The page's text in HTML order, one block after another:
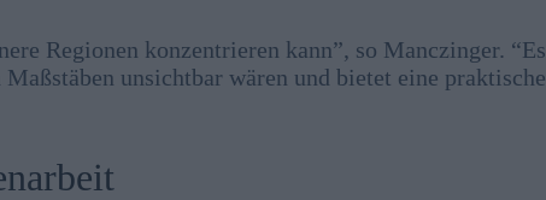
Regionen konzentrieren kann”, so Manczinger. “Es
unsichtbar wären und bietet eine praktische